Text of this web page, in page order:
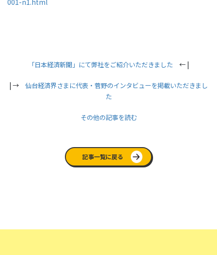
「日本経済新聞」にて弊社をご紹介いただきました ← |
| → 仙台経済界さまに代表・菅野のインタビューを掲載いただきまし
た
その他の記事を読む
記事一覧に戻る